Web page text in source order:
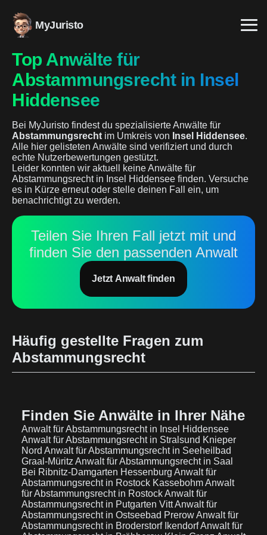
MyJuristo
Top Anwälte für
Abstammungsrecht in Insel
Hiddensee
Bei MyJuristo findest du spezialisierte Anwälte für
Abstammungsrecht im Umkreis von Insel Hiddensee.
Alle hier gelisteten Anwälte sind verifiziert und durch
echte Nutzerbewertungen gestützt.
Leider konnten wir aktuell keine Anwälte für
Abstammungsrecht in Insel Hiddensee finden. Versuche
es in Kürze erneut oder stelle deinen Fall ein, um
benachrichtigt zu werden.
Teilen Sie Ihren Fall jetzt mit und
finden Sie den passenden Anwalt
Jetzt Anwalt finden
Häufig gestellte Fragen zum
Abstammungsrecht
Finden Sie Anwälte in Ihrer Nähe
Anwalt für Abstammungsrecht in Insel Hiddensee
Anwalt für Abstammungsrecht in Stralsund Knieper
Nord Anwalt für Abstammungsrecht in Seeheilbad
Graal-Müritz Anwalt für Abstammungsrecht in Saal
Bei Ribnitz-Damgarten Hessenburg Anwalt für
Abstammungsrecht in Rostock KassebohmAnwalt
für Abstammungsrecht in RostockAnwalt für
Abstammungsrecht in Putgarten VittAnwalt für
Abstammungsrecht in Ostseebad PrerowAnwalt für
Abstammungsrecht in Broderstorf IkendorfAnwalt für